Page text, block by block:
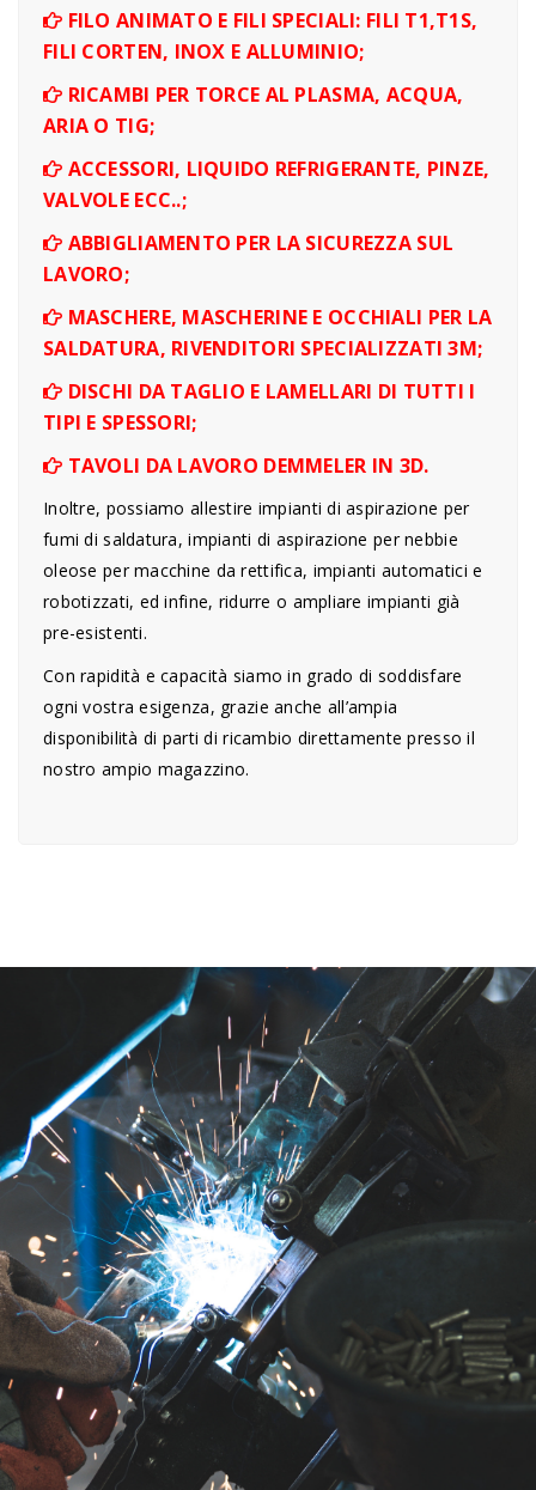
FILO ANIMATO E FILI SPECIALI: FILI T1,T1S,
FILI CORTEN, INOX E ALLUMINIO;
RICAMBI PER TORCE AL PLASMA, ACQUA,
ARIA O TIG;
ACCESSORI, LIQUIDO REFRIGERANTE, PINZE,
VALVOLE ECC..;
ABBIGLIAMENTO PER LA SICUREZZA SUL
LAVORO;
MASCHERE, MASCHERINE E OCCHIALI PER LA
SALDATURA, RIVENDITORI SPECIALIZZATI 3M;
DISCHI DA TAGLIO E LAMELLARI DI TUTTI I
TIPI E SPESSORI;
TAVOLI DA LAVORO DEMMELER IN 3D.
Inoltre, possiamo allestire impianti di aspirazione per
fumi di saldatura, impianti di aspirazione per nebbie
oleose per macchine da rettifica, impianti automatici e
robotizzati, ed infine, ridurre o ampliare impianti già
pre-esistenti.
Con rapidità e capacità siamo in grado di soddisfare
ogni vostra esigenza, grazie anche all’ampia
disponibilità di parti di ricambio direttamente presso il
nostro ampio magazzino.